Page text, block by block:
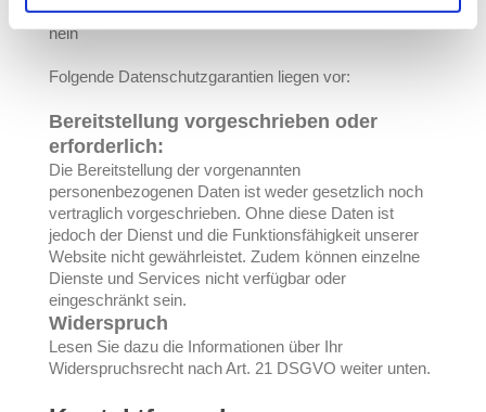
Drittländer übertragen:
nein
Folgende Datenschutzgarantien liegen vor:
Bereitstellung vorgeschrieben oder
erforderlich:
Die Bereitstellung der vorgenannten
personenbezogenen Daten ist weder gesetzlich noch
vertraglich vorgeschrieben. Ohne diese Daten ist
jedoch der Dienst und die Funktionsfähigkeit unserer
Website nicht gewährleistet. Zudem können einzelne
Dienste und Services nicht verfügbar oder
eingeschränkt sein.
Widerspruch
Lesen Sie dazu die Informationen über Ihr
Widerspruchsrecht nach Art. 21 DSGVO weiter unten.